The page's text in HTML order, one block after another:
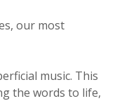
our most
music. This
the words to life,